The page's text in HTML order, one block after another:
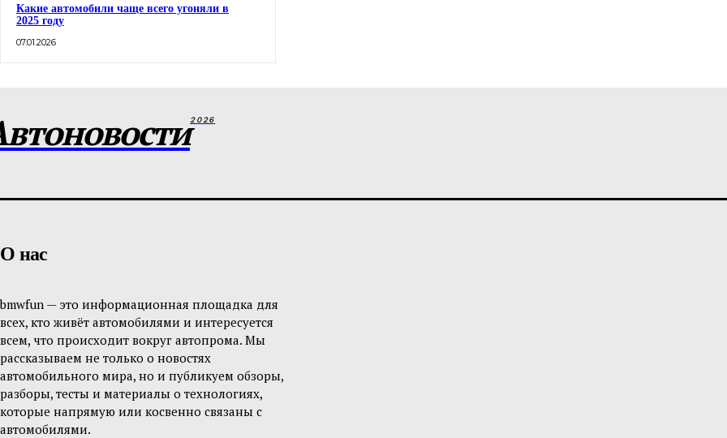
Какие автомобили чаще всего угоняли в
2025 году
07.01.2026
2026
О нас
bmwfun — это информационная площадка для
всех, кто живёт автомобилями и интересуется
всем, что происходит вокруг автопрома. Мы
рассказываем не только о новостях
автомобильного мира, но и публикуем обзоры,
разборы, тесты и материалы о технологиях,
которые напрямую или косвенно связаны с
автомобилями.